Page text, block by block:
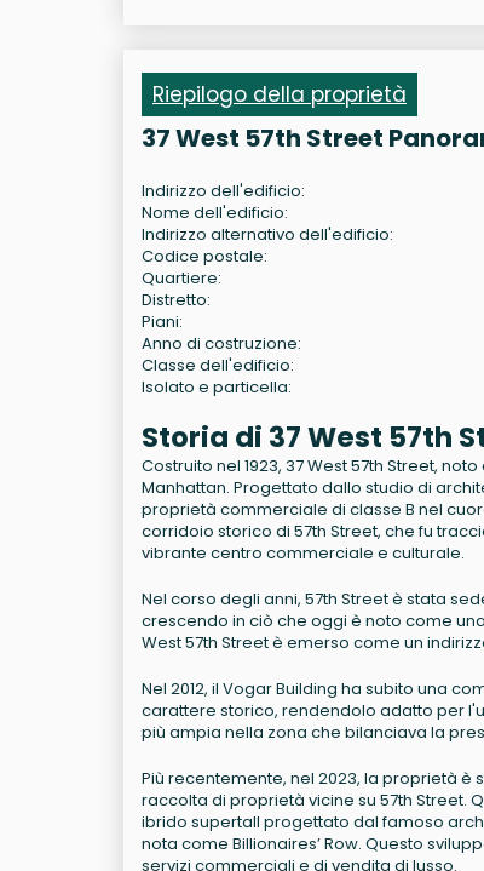
Riepilogo della proprietà
37 West 57th Street
Indirizzo dell'edificio:
Nome dell'edificio:
Indirizzo alternativo dell'edificio:
Codice postale:
Quartiere:
Distretto:
Piani:
Anno di costruzione:
Classe dell'edificio:
Isolato e particella:
Storia di 37 West 57th
Costruito nel 1923, 37 West 57th Street,
Manhattan. Progettato dallo studio di
proprietà commerciale di classe B nel
corridoio storico di 57th Street, che fu
vibrante centro commerciale e culturale.
Nel corso degli anni, 57th Street è stata
crescendo in ciò che oggi è noto come
West 57th Street è emerso come un
Nel 2012, il Vogar Building ha subito una
carattere storico, rendendolo adatto per
più ampia nella zona che bilanciava la
Più recentemente, nel 2023, la proprietà
raccolta di proprietà vicine su 57th Street.
ibrido supertall progettato dal famoso
nota come Billionaires’ Row. Questo
servizi commerciali e di vendita di lusso.